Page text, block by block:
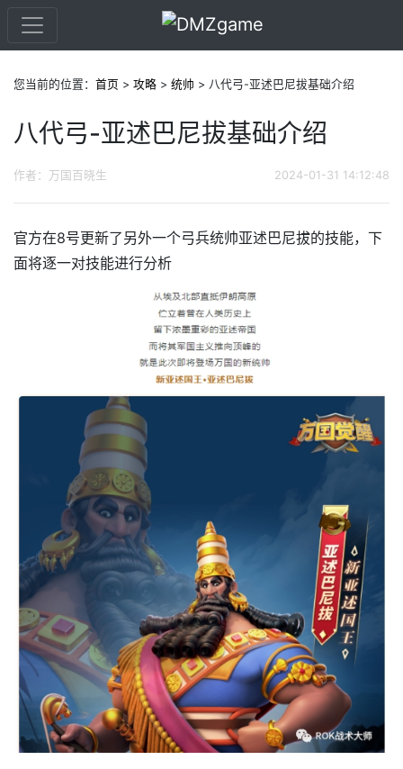
您当前的位置： 首页 > 攻略 > 统帅 > 八代弓-亚述巴尼拔基础介绍
八代弓-亚述巴尼拔基础介绍
作者：万国百晓生 2024-01-31 14:12:48
官方在8号更新了另外一个弓兵统帅亚述巴尼拔的技能，下
面将逐一对技能进行分析